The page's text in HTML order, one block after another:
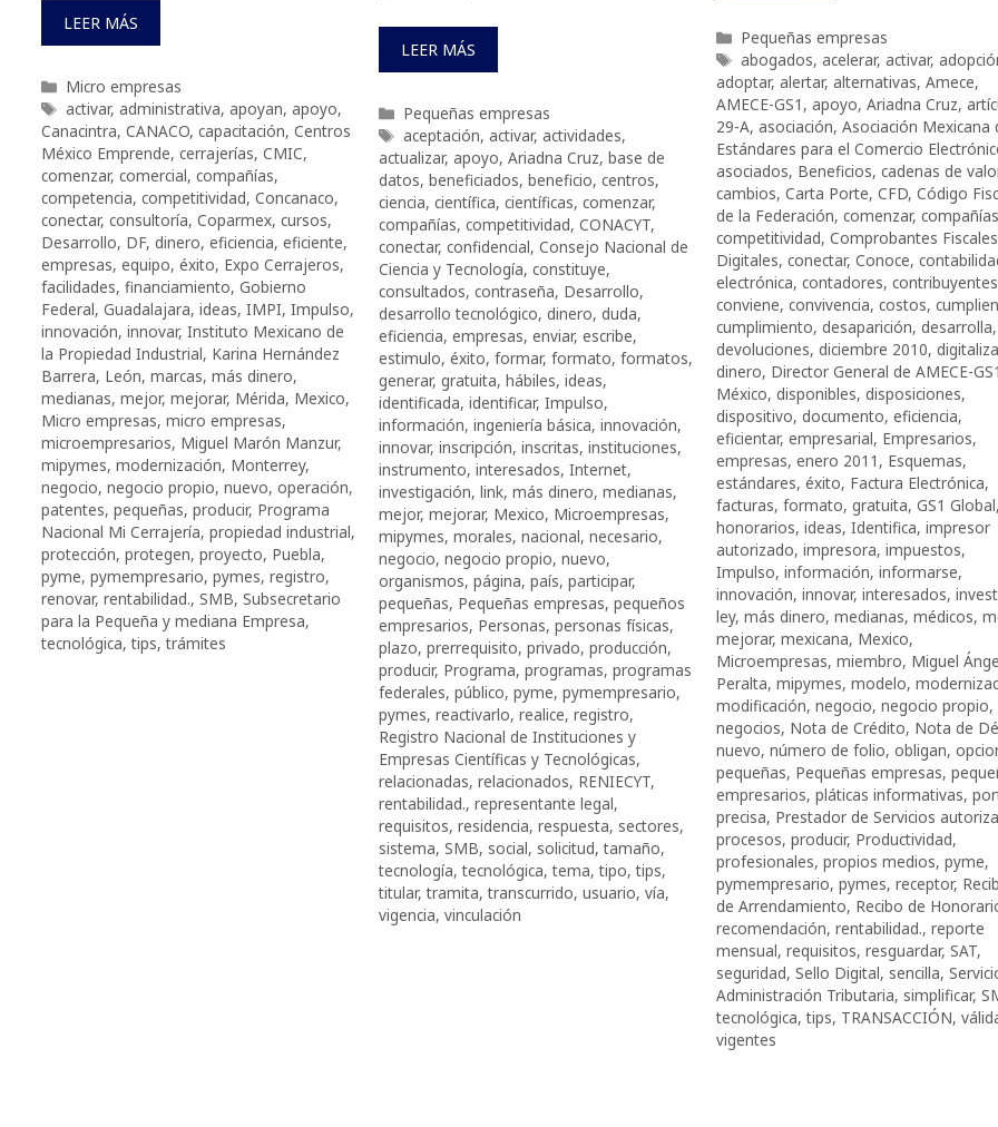
LEER MÁS
Categorías
Micro empresas
Etiquetas
activar, administrativa, apoyan, apoyo,
Canacintra, CANACO, capacitación, Centros
México Emprende, cerrajerías, CMIC,
comenzar, comercial, compañías,
competencia, competitividad, Concanaco,
conectar, consultoría, Coparmex, cursos,
Desarrollo, DF, dinero, eficiencia, eficiente,
empresas, equipo, éxito, Expo Cerrajeros,
facilidades, financiamiento, Gobierno
Federal, Guadalajara, ideas, IMPI, Impulso,
innovación, innovar, Instituto Mexicano de
la Propiedad Industrial, Karina Hernández
Barrera, León, marcas, más dinero,
medianas, mejor, mejorar, Mérida, Mexico,
Micro empresas, micro empresas,
microempresarios, Miguel Marón Manzur,
mipymes, modernización, Monterrey,
negocio, negocio propio, nuevo, operación,
patentes, pequeñas, producir, Programa
Nacional Mi Cerrajería, propiedad industrial,
protección, protegen, proyecto, Puebla,
pyme, pymempresario, pymes, registro,
renovar, rentabilidad., SMB, Subsecretario
para la Pequeña y mediana Empresa,
tecnológica,tips,trámites
LEER MÁS
Categorías
Pequeñas empresas
Etiquetas
aceptación, activar, actividades,
actualizar, apoyo, Ariadna Cruz, base de
datos, beneficiados, beneficio, centros,
ciencia, científica, científicas, comenzar,
compañías, competitividad, CONACYT,
conectar, confidencial, Consejo Nacional de
Ciencia y Tecnología, constituye,
consultados, contraseña, Desarrollo,
desarrollo tecnológico, dinero, duda,
eficiencia, empresas, enviar, escribe,
estimulo, éxito, formar, formato, formatos,
generar, gratuita, hábiles, ideas,
identificada, identificar, Impulso,
información, ingeniería básica, innovación,
innovar, inscripción, inscritas, instituciones,
instrumento, interesados, Internet,
investigación, link, más dinero, medianas,
mejor, mejorar, Mexico, Microempresas,
mipymes, morales, nacional, necesario,
negocio, negocio propio, nuevo,
organismos, página, país, participar,
pequeñas, Pequeñas empresas, pequeños
empresarios, Personas, personas físicas,
plazo, prerrequisito, privado, producción,
producir, Programa, programas, programas
federales, público, pyme, pymempresario,
pymes, reactivarlo, realice, registro,
Registro Nacional de Instituciones y
Empresas Científicas y Tecnológicas,
relacionadas, relacionados, RENIECYT,
rentabilidad., representante legal,
requisitos, residencia, respuesta, sectores,
sistema, SMB, social, solicitud,tamaño,
tecnología,tecnológica,tema,tipo,tips,
titular,tramita,transcurrido, usuario, vía,
vigencia, vinculación
Categorías
Pequeñas empresas
Etiquetas
abogados, acelerar, activar,
adoptar, alertar, alternativas, Amece,
AMECE-GS1 , apoyo, Ariadna Cruz,
29-A, asociación, Asociación Mexicana
Estándares para el Comercio
asociados, Beneficios, cadenas de
cambios, Carta Porte, CFD, Código
de la Federación, comenzar, compañías
competitividad, Comprobantes Fiscales
Digitales, conectar, Conoce,
electrónica, contadores, contribuyentes
conviene, convivencia, costos,
cumplimiento, desaparición, desarrolla,
devoluciones, diciembre 2010,
dinero, Director General de AMECE-GS1
México, disponibles, disposiciones,
dispositivo, documento, eficiencia,
eficientar, empresarial, Empresarios,
empresas, enero 2011 , Esquemas,
estándares, éxito, Factura Electrónica,
facturas, formato, gratuita, GS1 Global,
honorarios, ideas, Identifica, impresor
autorizado, impresora, impuestos,
Impulso, información, informarse,
innovación, innovar, interesados,
ley, más dinero, medianas, médicos,
mejorar, mexicana, Mexico,
Microempresas, miembro, Miguel
Peralta, mipymes, modelo,
modificación, negocio, negocio propio,
negocios, Nota de Crédito, Nota de
nuevo, número de folio, obligan,
pequeñas, Pequeñas empresas,
empresarios, pláticas informativas,
precisa, Prestador de Servicios
procesos, producir, Productividad,
profesionales, propios medios, pyme,
pymempresario, pymes, receptor,
de Arrendamiento, Recibo de
recomendación, rentabilidad., reporte
mensual, requisitos, resguardar, SAT,
seguridad, Sello Digital, sencilla,
Administración Tributaria, simplificar,
tecnológica,tips, TRANSACCIÓN,
vigentes